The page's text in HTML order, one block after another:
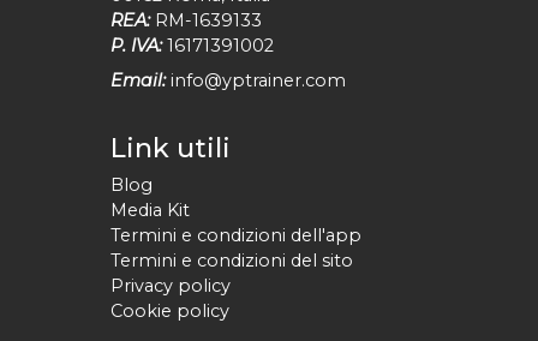
REA: RM-1639133
P. IVA: 16171391002
Email: info@yptrainer.com
Link utili
Blog
Media Kit
Termini e condizioni dell'app
Termini e condizioni del sito
Privacy policy
Cookie policy